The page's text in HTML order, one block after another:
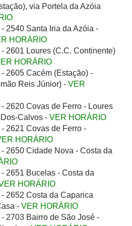
via Portela da Azóia
2540 Santa Iria da Azóia -
HORÁRIO
2601 Loures (C.C. Continente)
HORÁRIO
2605 Cacém (Estação) -
Reis Júnior) - VER
2620 Covas de Ferro - Loures
Calvos - VER HORÁRIO
2621 Covas de Ferro -
HORÁRIO
2650 Cidade Nova - Costa da
2651 Bucelas - Costa da
HORÁRIO
2652 Costa da Caparica
- VER HORÁRIO
2703 Bairro de São José -